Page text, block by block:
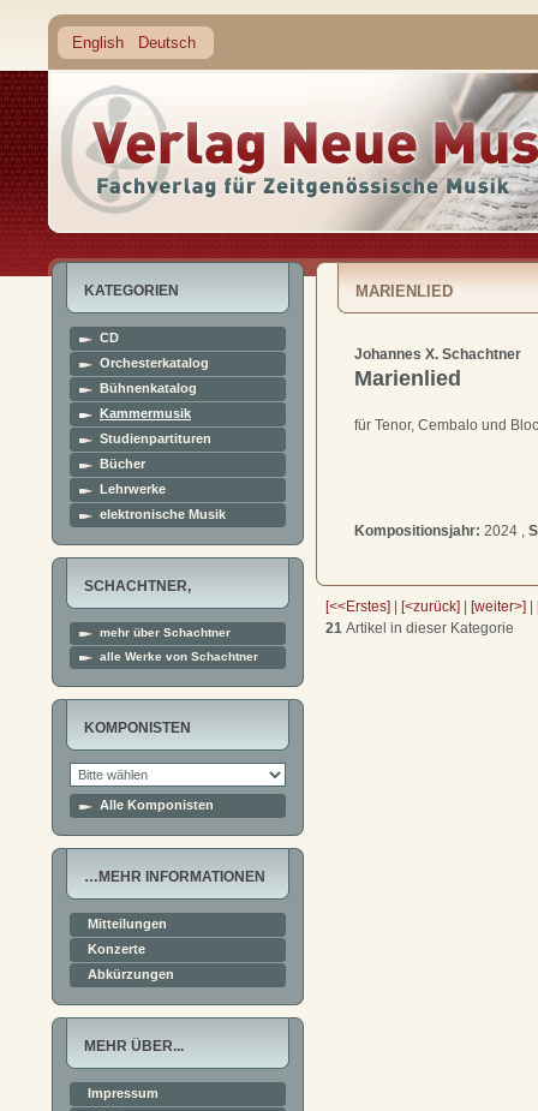
English Deutsch
KATEGORIEN
CD
Orchesterkatalog
Bühnenkatalog
Kammermusik
Studienpartituren
Bücher
Lehrwerke
elektronische Musik
SCHACHTNER,
JOHANNES…
mehr über Schachtner
alle Werke von Schachtner
KOMPONISTEN
Alle Komponisten
…MEHR INFORMATIONEN
Mitteilungen
Konzerte
Abkürzungen
MEHR ÜBER...
Impressum
MARIENLIED
Johannes X. Schachtner
Marienlied
für Tenor, Cembalo und
Kompositionsjahr: 2024 ,
[<<Erstes] | [<zurück] | [weiter>] |
21 Artikel in dieser Kategorie